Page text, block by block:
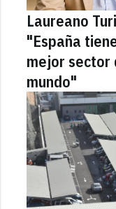
Laureano
"España
mejor sector
mundo"